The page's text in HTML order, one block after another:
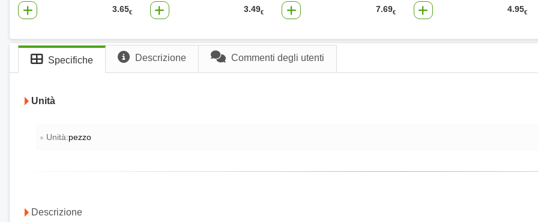
3.65€ 3.49€ 7.69€ 4.95€
Specifiche Descrizione Commenti degli utenti
Unità
Unità:pezzo
Descrizione